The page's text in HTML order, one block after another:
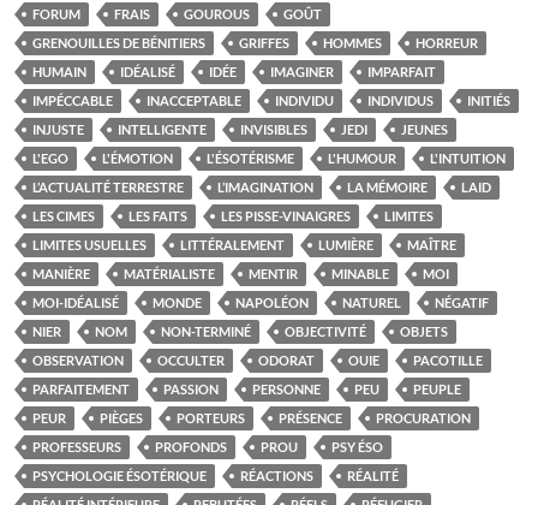
FORUM FRAIS GOUROUS
GOÛT
GRENOUILLES DE BÉNITIERS
GRIFFES HOMMES
HORREUR
HUMAIN
IDÉALISÉ IDÉE IMAGINER
IMPARFAIT
IMPÉCCABLE
INACCEPTABLE INDIVIDU INDIVIDUS
INITIÉS
INJUSTE
INTELLIGENTE INVISIBLES JEDI
JEUNES
L'EGO
L'ÉMOTION L'ÉSOTÉRISME L'HUMOUR
L'INTUITION
L’ACTUALITÉ TERRESTRE
L’IMAGINATION LA MÉMOIRE
LAID
LES CIMES
LES FAITS LES PISSE-VINAIGRES
LIMITES
LIMITES USUELLES
LITTÉRALEMENT LUMIÈRE
MAÎTRE
MANIÈRE
MATÉRIALISTE MENTIR MINABLE
MOI
MOI-IDÉALISÉ
MONDE NAPOLÉON NATUREL
NÉGATIF
NIER
NOM NON-TERMINÉ OBJECTIVITÉ
OBJETS
OBSERVATION
OCCULTER ODORAT OUIE
PACOTILLE
PARFAITEMENT
PASSION PERSONNE PEU
PEUPLE
PEUR
PIÈGES PORTEURS PRÉSENCE
PROCURATION
PROFESSEURS
PROFONDS PROU
PSY ÉSO
PSYCHOLOGIE ÉSOTÉRIQUE
RÉACTIONS
RÉALITÉ